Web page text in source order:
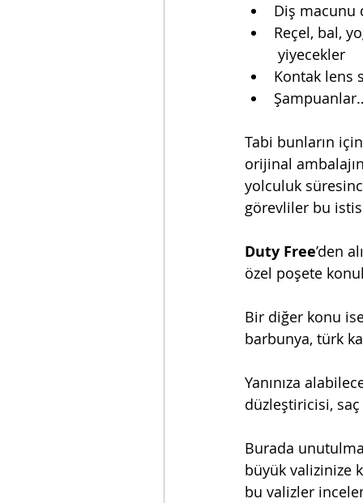
Diş macunu
Reçel, bal,
yiyecekler
Kontak lens
Tabi bunların
orijinal
yolculuk
görevliler bu
Duty Free’den
özel poşete
Bir diğer konu
barbunya, türk
Yanınıza
düzleştiricisi,
Burada
büyük valizinize
bu valizler